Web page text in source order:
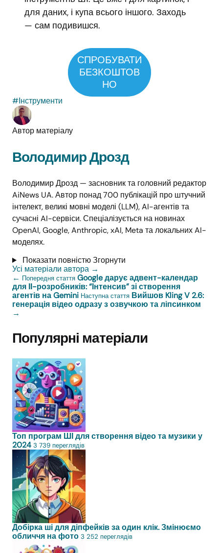
для даних, і купа всього іншого. Заходь
— сам подивишся.
СПРОБУВАТИ
БЕЗКОШТОВ
НО
#Інструменти
Автор матеріалу
Володимир Дрозд
Володимир Дрозд — засновник та головний редактор
AiNews UA. Автор понад 700 публікацій про штучний
інтелект, великі мовні моделі (LLM), AI-агентів та
сучасні AI-сервіси. Спеціалізується на новинах
OpenAI, Google, Anthropic, xAI, Meta та локальних AI-
моделях.
Показати повністюЗгорнути
Усі матеріали автора →
← Попередня стаття Google дарує адвент-календар
для ІІ-розробників: “Інтенсив” зі створення
агентів на Gemini Наступна стаття Вийшов Kling V 2.6:
генерація відео одразу з озвучкою та ліпсинком
→
Популярні матеріали
Топ програм ШІ для створення відео та музики у
2024 3 739 переглядів
Добірка ші для діпфейків за один клік. Змінюємо
обличчя на фото 3 252 переглядів